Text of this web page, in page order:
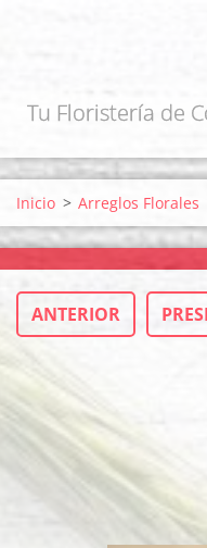
Tu Floristería de
Inicio > Arreglos Florales
ANTERIOR